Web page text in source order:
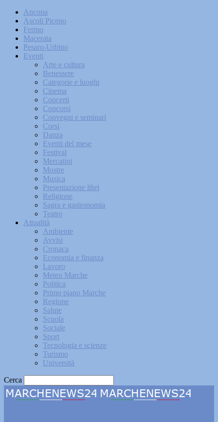
Ancona
Ascoli Piceno
Fermo
Macerata
Pesaro-Urbino
Eventi
Arte e cultura
Benessere
Categorie e luoghi
Cinema
Concerti
Concorsi
Convegni e seminari
Corsi
Danza
Eventi del mese
Festival
Mercatini
Mostre
Musica
Presentazione libri
Religione
Sagra e gastronomia
Teatro
Attualità
Ambiente
Avvisi
Cronaca
Economia e finanza
Lavoro
Meteo Marche
Politica
Primo piano Marche
Regione
Salute
Scuola
Sociale
Sport
Tecnologia e scienze
Turismo
Università
Cerca